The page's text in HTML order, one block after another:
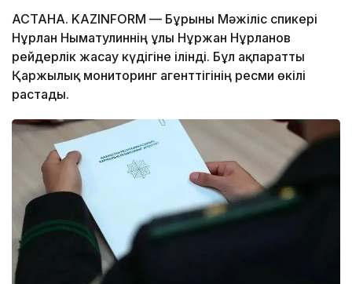
АСТАНА. KAZINFORM — Бұрынғы Мәжіліс спикері
Нұрлан Нығматулиннің ұлы Нұржан Нұрланов
рейдерлік жасау күдігіне ілінді. Бұл ақпаратты
Қаржылық мониторинг агенттігінің ресми өкілі
растады.